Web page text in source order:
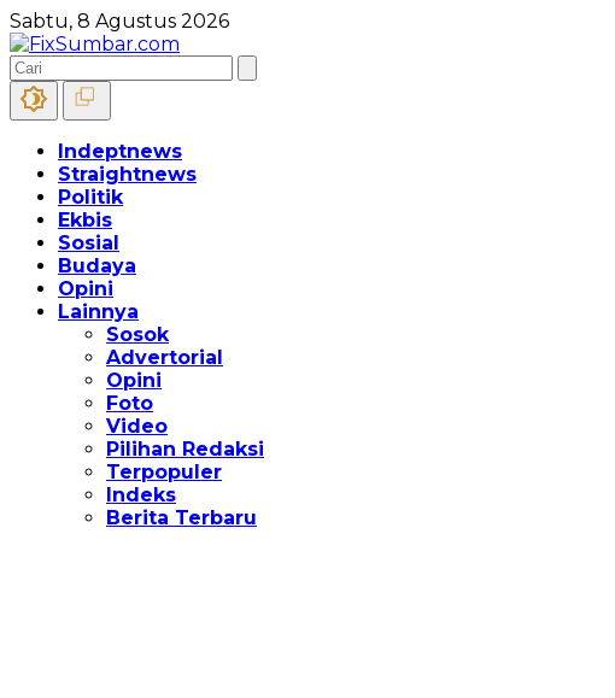
Sabtu, 8 Agustus 2026
Indeptnews
Straightnews
Politik
Ekbis
Sosial
Budaya
Opini
Lainnya
Sosok
Advertorial
Opini
Foto
Video
Pilihan Redaksi
Terpopuler
Indeks
Berita Terbaru